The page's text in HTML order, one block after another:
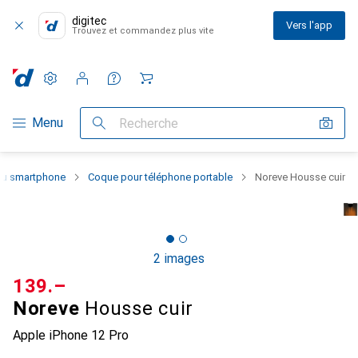
digitec
Trouvez et commandez plus vite Vers l'app
Navigation par catégorie
Menu Recherche
Paramètres
Compte client
Listes de comparaison
Listes d'envies
Panier
smartphone Coque pour téléphone portable Noreve Housse cuir
2 images
Noreve Housse cuir
Apple iPhone 12 Pro
CHF
139.–